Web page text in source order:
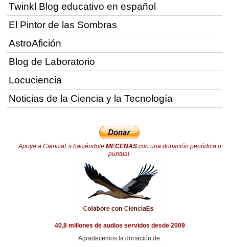
Twinkl Blog educativo en español
El Pintor de las Sombras
AstroAfición
Blog de Laboratorio
Locuciencia
Noticias de la Ciencia y la Tecnología
Apoya a CienciaEs haciéndote MECENAScon una donación periódica o
puntual.
40,8 millones de audios servidos desde 2009
Agradecemos la donación de: